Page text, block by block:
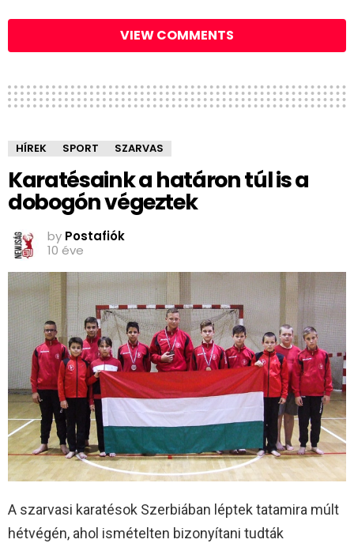
VIEW COMMENTS
HÍREK SPORT SZARVAS
Karatésaink a határon túl is a
dobogón végeztek
by Postafiók
10 éve
A szarvasi karatésok Szerbiában léptek tatamira múlt
hétvégén, ahol ismételten bizonyítani tudták